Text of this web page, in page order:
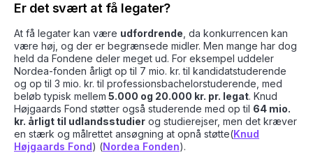
Er det svært at få legater?
At få legater kan være udfordrende , da konkurrencen kan
være høj, og der er begrænsede midler. Men mange har dog
held da Fondene deler meget ud. For eksempel uddeler
Nordea-fonden årligt op til 7 mio. kr. til kandidatstuderende
og op til 3 mio. kr. til professionsbachelorstuderende, med
beløb typisk mellem 5.000 og 20.000 kr. pr. legat. Knud
Højgaards Fond støtter også studerende med op til 64 mio.
kr. årligt til udlandsstudier og studierejser, men det kræver
en stærk og målrettet ansøgning at opnå støtte​(Knud
Højgaards Fond) ​(Nordea Fonden).